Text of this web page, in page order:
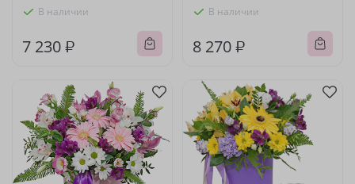
В наличии
7 230 ₽
В наличии
8 270 ₽